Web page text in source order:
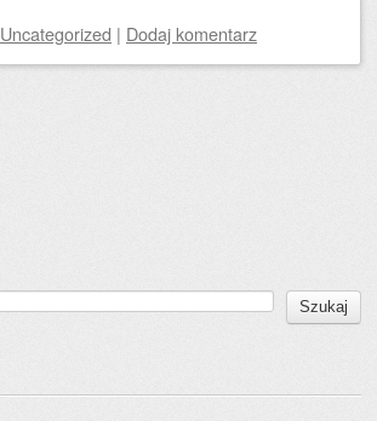
Uncategorized | Dodaj komentarz
Szukaj